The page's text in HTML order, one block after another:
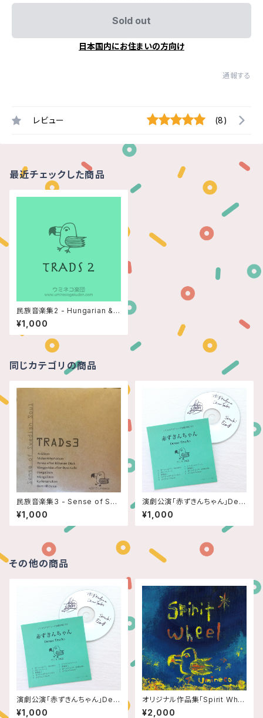
Sold out
日本国内にお住まいの方向け
通報する
レビュー (8)
最近チェックした商品
民族音楽集2 - Hungarian & R
oma -
¥1,000
同じカテゴリの商品
民族音楽集3 - Sense of Sw
edish Soul -
¥1,000
演劇公演「赤ずきんちゃん」Dem
o Tracks
¥1,000
その他の商品
演劇公演「赤ずきんちゃん」Dem
o Tracks
¥1,000
オリジナル作品集「Spirit Whe
el」
¥2,000